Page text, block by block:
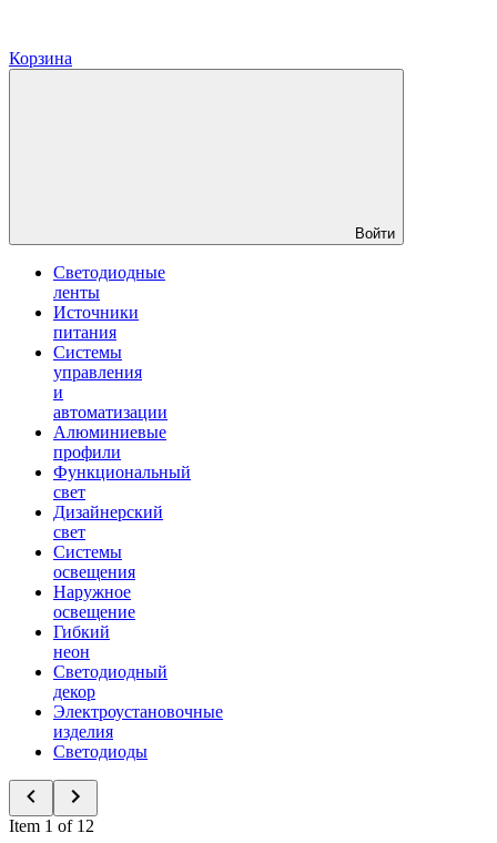
Корзина
Войти
Светодиодные
ленты
Источники
питания
Системы
управления
и
автоматизации
Алюминиевые
профили
Функциональный
свет
Дизайнерский
свет
Системы
освещения
Наружное
освещение
Гибкий
неон
Светодиодный
декор
Электроустановочные
изделия
Светодиоды
Item 1 of 12